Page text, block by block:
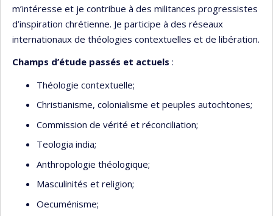
m’intéresse et je contribue à des militances progressistes
d’inspiration chrétienne. Je participe à des réseaux
internationaux de théologies contextuelles et de libération.
Champs d’étude passés et actuels :
Théologie contextuelle;
Christianisme, colonialisme et peuples autochtones;
Commission de vérité et réconciliation;
Teologia india;
Anthropologie théologique;
Masculinités et religion;
Oecuménisme;